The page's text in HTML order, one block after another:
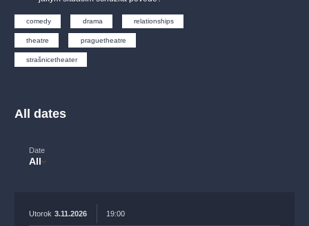
comedy drama relationships
theatre praguetheatre
strašnicetheater
All dates
Date
All
Utorok 3.11.2026 19:00
musical nationaltheatre drama